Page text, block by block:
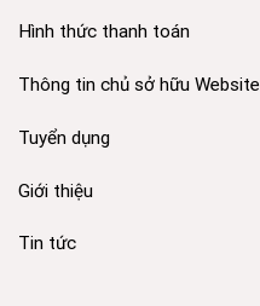
Hình thức thanh toán
Thông tin chủ sở hữu Website
Tuyển dụng
Giới thiệu
Tin tức